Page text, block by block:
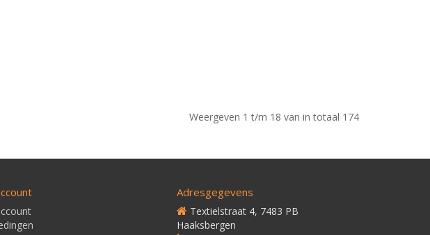
Weergeven 1 t/m 18 van in totaal 174
Adresgegevens
Textielstraat 4, 7483 PB
Haaksbergen